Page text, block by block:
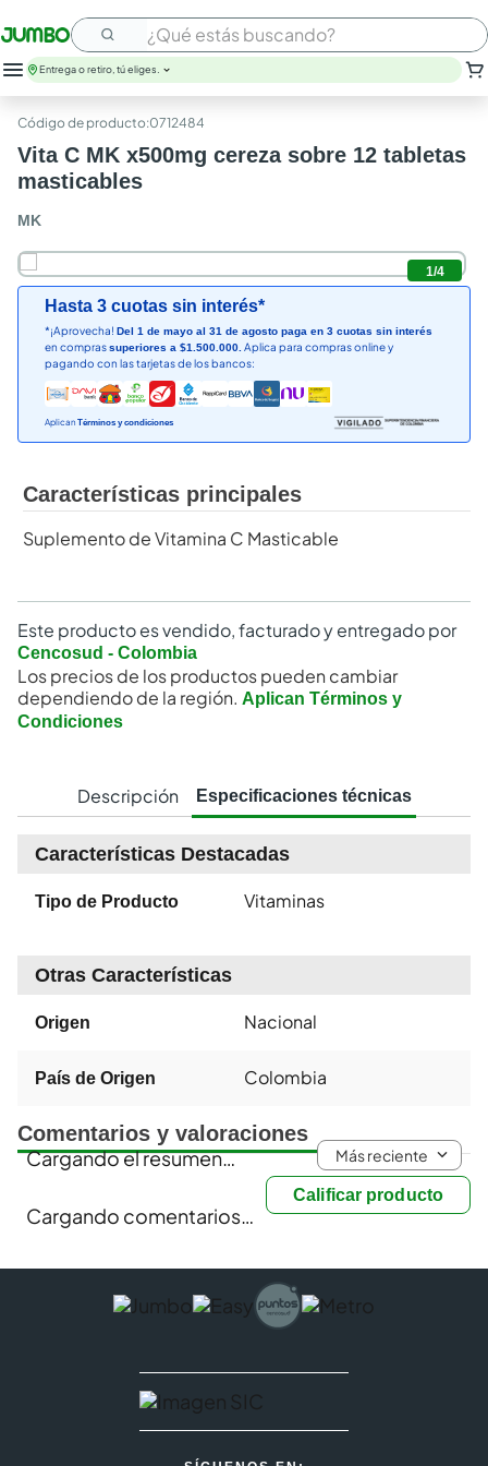
¿Qué estás buscando?
Entrega o retiro, tú eliges.
:0712484
Vita C MK x500mg cereza sobre 12 tabletas
masticables
MK
1/4
Hasta 3 cuotas sin interés*
*¡Aprovecha! Del 1 de mayo al 31 de agosto paga en 3 cuotas sin interés
en comprassuperiores a $1.500.000. Aplica para compras online y
pagando con las tarjetas de los bancos:
Aplican Términos y condiciones
Características principales
Suplemento de Vitamina C Masticable
Este producto es vendido, facturado y entregado por
Cencosud - Colombia
Los precios de los productos pueden cambiar
dependiendo de la región. Aplican Términos y
Condiciones
Descripción Especificaciones técnicas
Características Destacadas
Tipo de Producto Vitaminas
Otras Características
Origen Nacional
País de Origen Colombia
Comentarios y valoraciones
Calificar producto
Cargando el resumen… Más reciente
Cargando comentarios…